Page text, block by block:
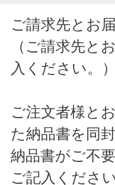
ご請求先とお
（ご請求先と
入ください。
ご注文者様と
た納品書を同
納品書がご不
ご記入くださ